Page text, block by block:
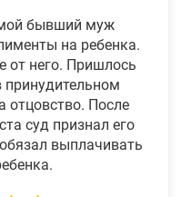
мой бывший муж
на ребенка.
от него. Пришлось
принудительном
отцовство. После
суд признал его
выплачивать